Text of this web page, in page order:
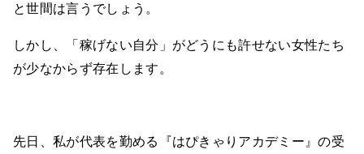
と世間は言うでしょう。
しかし、「稼げない自分」がどうにも許せない女性たち
が少なからず存在します。
先日、私が代表を勤める『はぴきゃりアカデミー』の受